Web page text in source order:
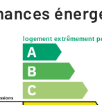
logement extrêmement